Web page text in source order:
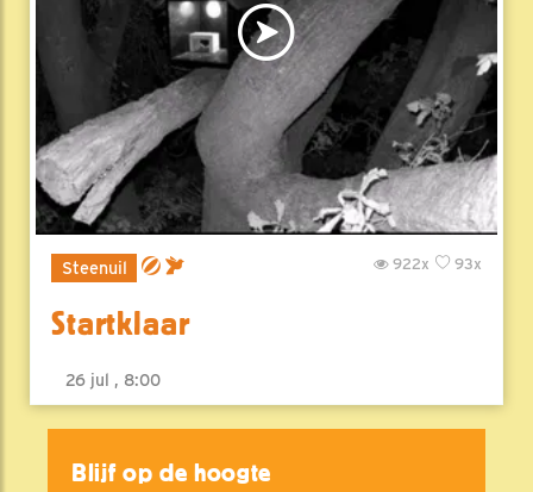
Steenuil 93x
922x
Startklaar
26 jul , 8:00
Blijf op de hoogte